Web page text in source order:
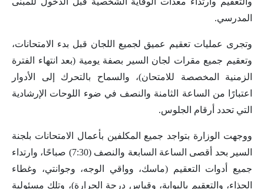
المدرسي.
وتجرى عمليات تعقيم عميق لجميع اللجان قبل بدء الامتحانات،
وتعقيم جميع مقرات لجان السير بصفة يومية (بعد انتهاء الفترة
الزمنية المخصصة للامتحان)، والسماح بالتحرك إلى الأدوار
اعتبارًا من الساعة الثامنة والنصف في ضوء اللوحات الإرشادية
التي تحدد أرقام الجلوس.
ووجهت الوزارة بتواجد جميع المكلفين بأعمال الامتحانات بلجنة
السير بحد أقصى الساعة السابعة والنصف (7:30) صباحًا، وارتداء
جميع أدوات التعقيم (ماسك، وواقي الوجه، وجوانتي، وغطاء
الحذاء، والتعقيم بالبوابة، وقياس درجة الحرارة)، وتلك مسئولية